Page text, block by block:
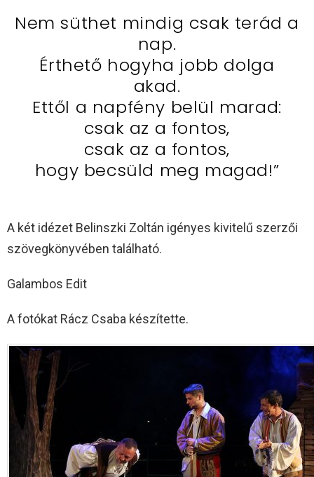
Nem süthet mindig csak terád a
nap.
Érthető hogyha jobb dolga
akad.
Ettől a napfény belül marad:
csak az a fontos,
csak az a fontos,
hogy becsüld meg magad!”
A két idézet Belinszki Zoltán igényes kivitelű szerzői
szövegkönyvében található.
Galambos Edit
A fotókat Rácz Csaba készítette.